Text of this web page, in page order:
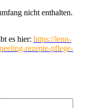
nicht enthalten.
es hier: https://lenn-
rezepte-pflege-